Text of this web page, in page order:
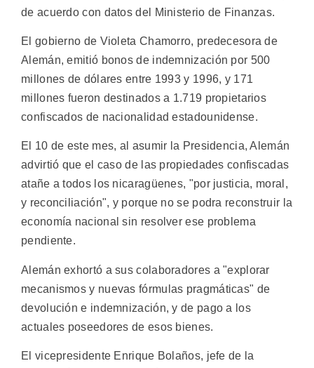
de acuerdo con datos del Ministerio de Finanzas.
El gobierno de Violeta Chamorro, predecesora de
Alemán, emitió bonos de indemnización por 500
millones de dólares entre 1993 y 1996, y 171
millones fueron destinados a 1.719 propietarios
confiscados de nacionalidad estadounidense.
El 10 de este mes, al asumir la Presidencia, Alemán
advirtió que el caso de las propiedades confiscadas
atañe a todos los nicaragüenes, "por justicia, moral,
y reconciliación", y porque no se podra reconstruir la
economía nacional sin resolver ese problema
pendiente.
Alemán exhortó a sus colaboradores a "explorar
mecanismos y nuevas fórmulas pragmáticas" de
devolución e indemnización, y de pago a los
actuales poseedores de esos bienes.
El vicepresidente Enrique Bolaños, jefe de la